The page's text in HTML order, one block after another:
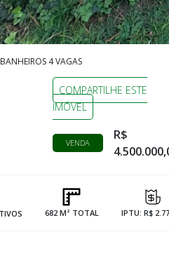
4 VAGAS
COMPARTILHE ESTE
IMÓVEL
VENDA
R$
682 M² TOTAL IPTU: R$